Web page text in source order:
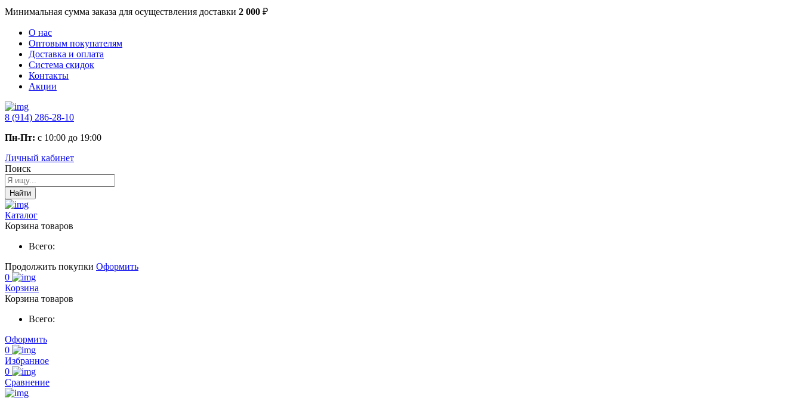
Минимальная сумма заказа для осуществления доставки 2 000 ₽
О нас
Оптовым покупателям
Доставка и оплата
Система скидок
Контакты
Акции
8 (914) 286-28-10
Пн-Пт: с 10:00 до 19:00
Личный кабинет
Поиск
Найти
Каталог
Корзина товаров
Всего:
Продолжить покупки Оформить
0
Корзина
Корзина товаров
Всего:
Оформить
0
Избранное
0
Сравнение